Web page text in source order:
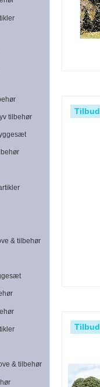
tilbehør
& tilbehør
& tilbehør
Tilbud
Tilbud